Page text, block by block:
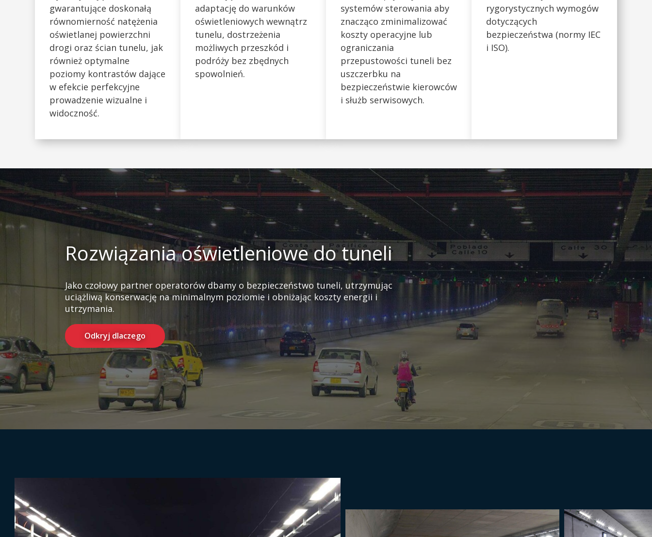
gwarantujące doskonałą
równomierność natężenia
oświetlanej powierzchni
drogi oraz ścian tunelu, jak
również optymalne
poziomy kontrastów dające
w efekcie perfekcyjne
prowadzenie wizualne i
widoczność.
adaptację do warunków
oświetleniowych wewnątrz
tunelu, dostrzeżenia
możliwych przeszkód i
podróży bez zbędnych
spowolnień.
systemów sterowania aby
znacząco zminimalizować
koszty operacyjne lub
ograniczania
przepustowości tuneli bez
uszczerbku na
bezpieczeństwie kierowców
i służb serwisowych.
rygorystycznych wymogów
dotyczących
bezpieczeństwa (normy IEC
i ISO).
Rozwiązania oświetleniowe do tuneli
Jako czołowy partner operatorów dbamy o bezpieczeństwo tuneli, utrzymując
uciążliwą konserwację na minimalnym poziomie i obniżając koszty energii i
utrzymania.
Odkryj dlaczego